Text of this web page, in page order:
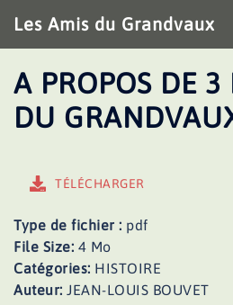
au
contenu
Les Amis du Grandvaux
A PROPOS DE 3
DU
TÉLÉCHARGER
Type de fichier : pdf
File Size: 4 Mo
Catégories: HISTOIRE
Auteur: JEAN-LOUIS BOUVET